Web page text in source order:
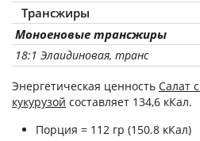
Трансжиры
Моноеновые трансжиры
18:1 Элаидиновая, транс
Энергетическая ценность Салат
кукурузой составляет 134,6 кКал.
Порция = 112 гр (150.8 кКал)